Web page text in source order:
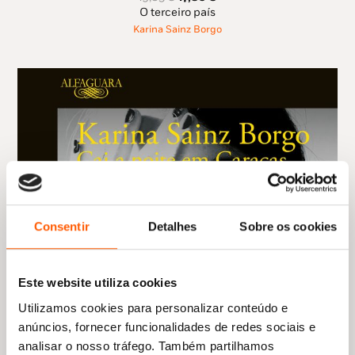
Consentir Detalhes Sobre os cookies
Este website utiliza cookies
Utilizamos cookies para personalizar conteúdo e
anúncios, fornecer funcionalidades de redes sociais e
analisar o nosso tráfego. Também partilhamos
preço
originalatual
O terceiro país
Karina Sainz Borgo